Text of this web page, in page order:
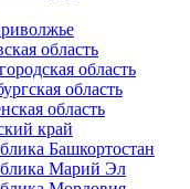
область
область
область
область
край
Башкортостан
Марий Эл